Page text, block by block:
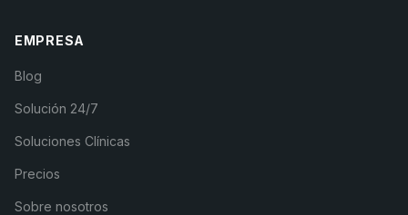
EMPRESA
Blog
Solución 24/7
Soluciones Clínicas
Precios
Sobre nosotros